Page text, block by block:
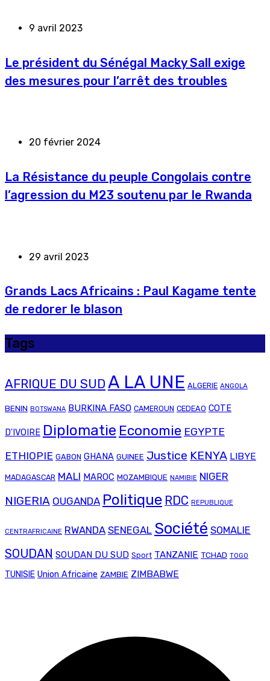
9 avril 2023
Le président du Sénégal Macky Sall exige
des mesures pour l’arrêt des troubles
20 février 2024
La Résistance du peuple Congolais contre
l’agression du M23 soutenu par le Rwanda
29 avril 2023
Grands Lacs Africains : Paul Kagame tente
de redorer le blason
Tags
AFRIQUE DU SUD A LA UNE ALGERIE ANGOLA
BENIN BOTSWANA BURKINA FASO CAMEROUN CEDEAO COTE
D'IVOIRE Diplomatie Economie EGYPTE
ETHIOPIE GABON GHANA GUINEE Justice KENYA LIBYE
MADAGASCAR MALI MAROC MOZAMBIQUE NAMIBIE NIGER
NIGERIA OUGANDA Politique RDC REPUBLIQUE
CENTRAFRICAINE RWANDA SENEGAL Société SOMALIE
SOUDAN SOUDAN DU SUD Sport TANZANIE TCHAD TOGO
TUNISIE Union Africaine ZAMBIE ZIMBABWE